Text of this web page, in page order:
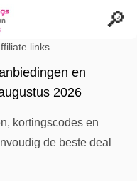
links.
en
2026
kortingscodes en
de beste deal